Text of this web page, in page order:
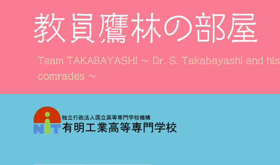
教員鷹林の部屋
Team TAKABAYASHI ～ Dr. S. Takabayashi and his
comrades ～